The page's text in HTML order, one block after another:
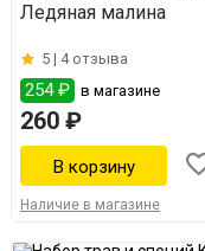
Ледяная малина
5 | 4 отзыва
254 ₽ в магазине
260 ₽
Наличие в магазине